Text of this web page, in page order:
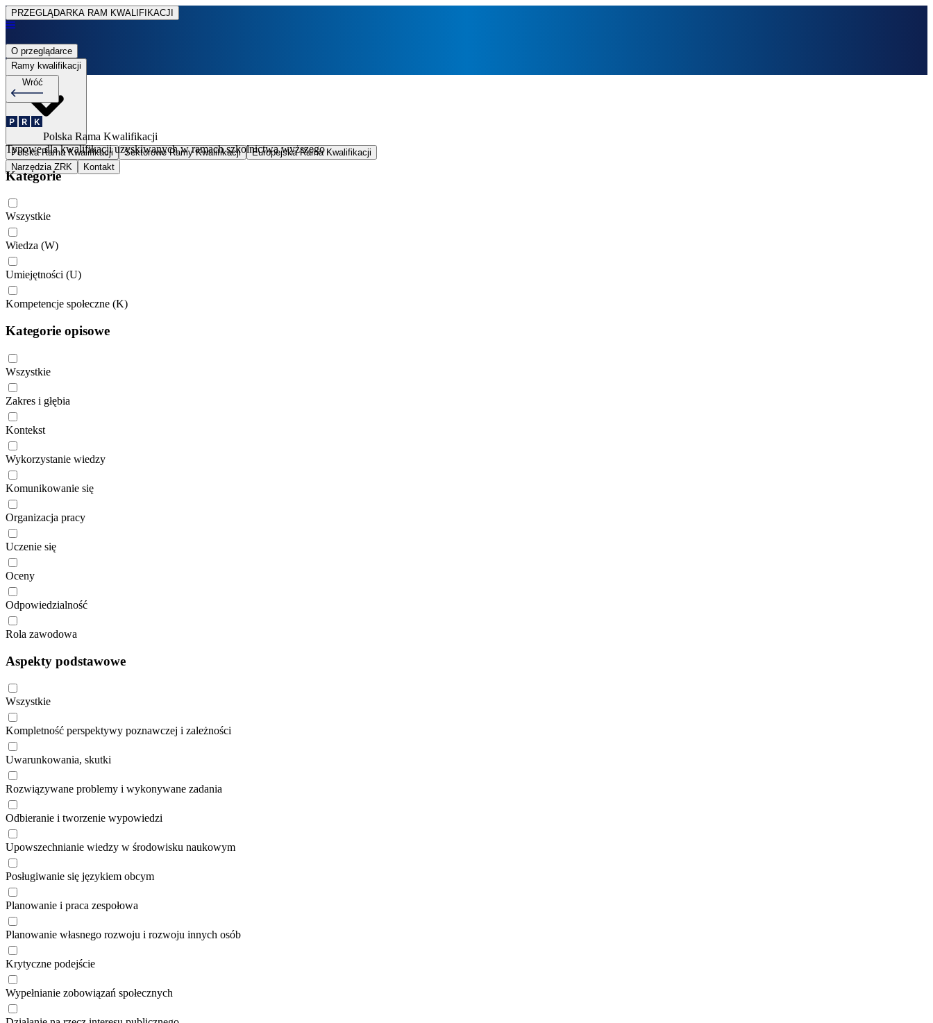
PRZEGLĄDARKA RAM KWALIFIKACJI
O przeglądarce
Ramy kwalifikacji
Polska Rama Kwalifikacji Sektorowe Ramy Kwalifikacji
Europejska Rama Kwalifikacji
Narzędzia ZRK
Kontakt
Wróć
Polska Rama Kwalifikacji
Typowe dla kwalifikacji uzyskiwanych w ramach szkolnictwa wyższego
Kategorie
Wszystkie
Wiedza (W)
Umiejętności (U)
Kompetencje społeczne (K)
Kategorie opisowe
Wszystkie
Zakres i głębia
Kontekst
Wykorzystanie wiedzy
Komunikowanie się
Organizacja pracy
Uczenie się
Oceny
Odpowiedzialność
Rola zawodowa
Aspekty podstawowe
Wszystkie
Kompletność perspektywy poznawczej i zależności
Uwarunkowania, skutki
Rozwiązywane problemy i wykonywane zadania
Odbieranie i tworzenie wypowiedzi
Upowszechnianie wiedzy w środowisku naukowym
Posługiwanie się językiem obcym
Planowanie i praca zespołowa
Planowanie własnego rozwoju i rozwoju innych osób
Krytyczne podejście
Wypełnianie zobowiązań społecznych